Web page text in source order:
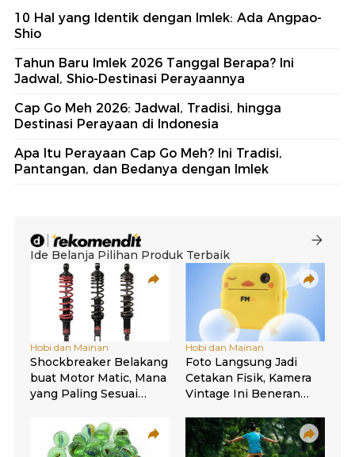
10 Hal yang Identik dengan Imlek: Ada Angpao-
Shio
Tahun Baru Imlek 2026 Tanggal Berapa? Ini
Jadwal, Shio-Destinasi Perayaannya
Cap Go Meh 2026: Jadwal, Tradisi, hingga
Destinasi Perayaan di Indonesia
Apa Itu Perayaan Cap Go Meh? Ini Tradisi,
Pantangan, dan Bedanya dengan Imlek